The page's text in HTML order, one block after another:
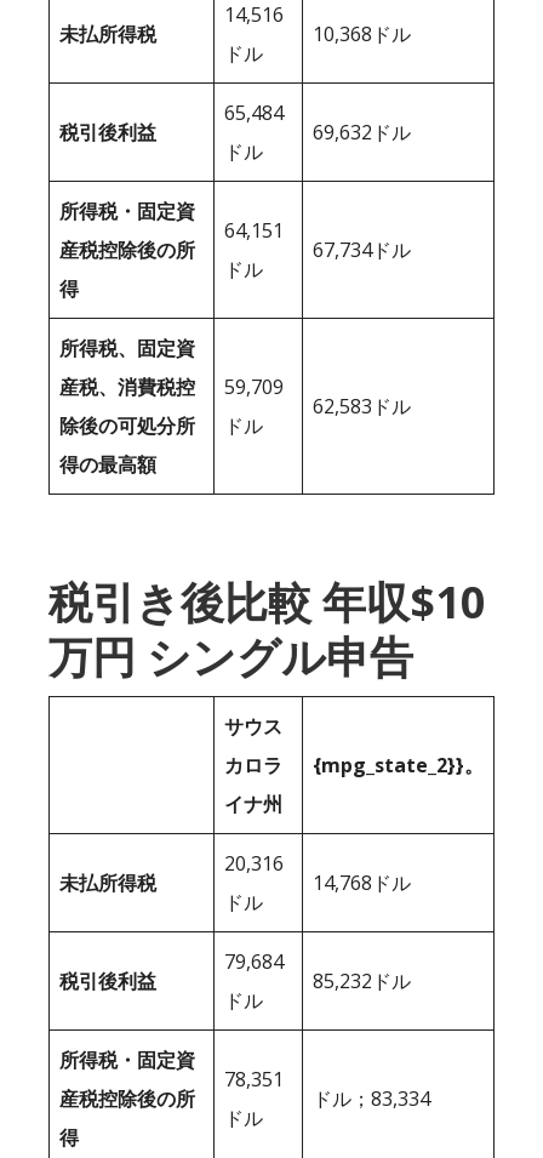
未払所得税
14,516
ドル
10,368ドル
税引後利益
65,484
ドル
69,632ドル
所得税・固定資
産税控除後の所
得
64,151
ドル
67,734ドル
所得税、固定資
産税、消費税控
除後の可処分所
得の最高額
59,709
ドル
62,583ドル
税引き後比較 年収$10
万円 シングル申告
サウス
カロラ
イナ州
{mpg_state_2}}。
未払所得税
20,316
ドル
14,768ドル
税引後利益
79,684
ドル
85,232ドル
所得税・固定資
産税控除後の所
得
78,351
ドル
ドル；83,334